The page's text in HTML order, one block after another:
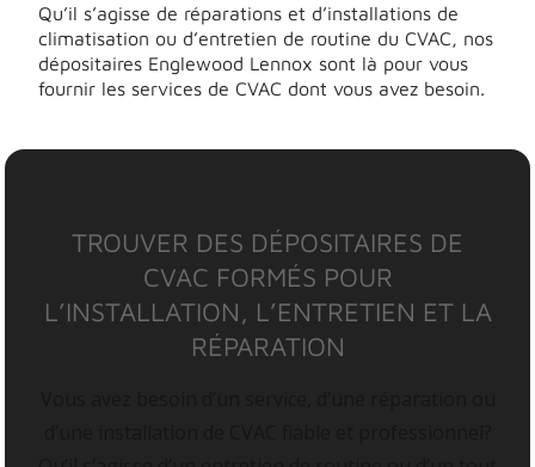
Qu’il s’agisse de réparations et d’installations de
climatisation ou d’entretien de routine du CVAC, nos
dépositaires Englewood Lennox sont là pour vous
fournir les services de CVAC dont vous avez besoin.
TROUVER DES DÉPOSITAIRES DE
CVAC FORMÉS POUR
L’INSTALLATION, L’ENTRETIEN ET LA
RÉPARATION